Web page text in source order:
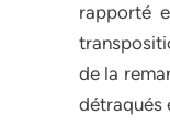
rapporté
de la
détraqués